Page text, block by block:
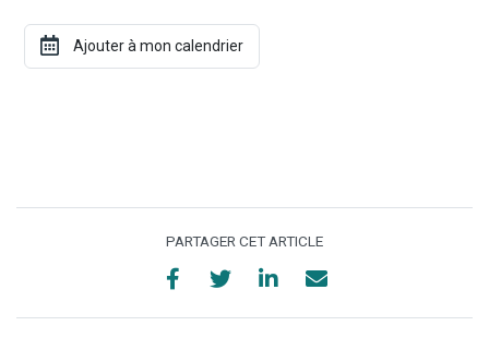
PARTAGER CET ARTICLE